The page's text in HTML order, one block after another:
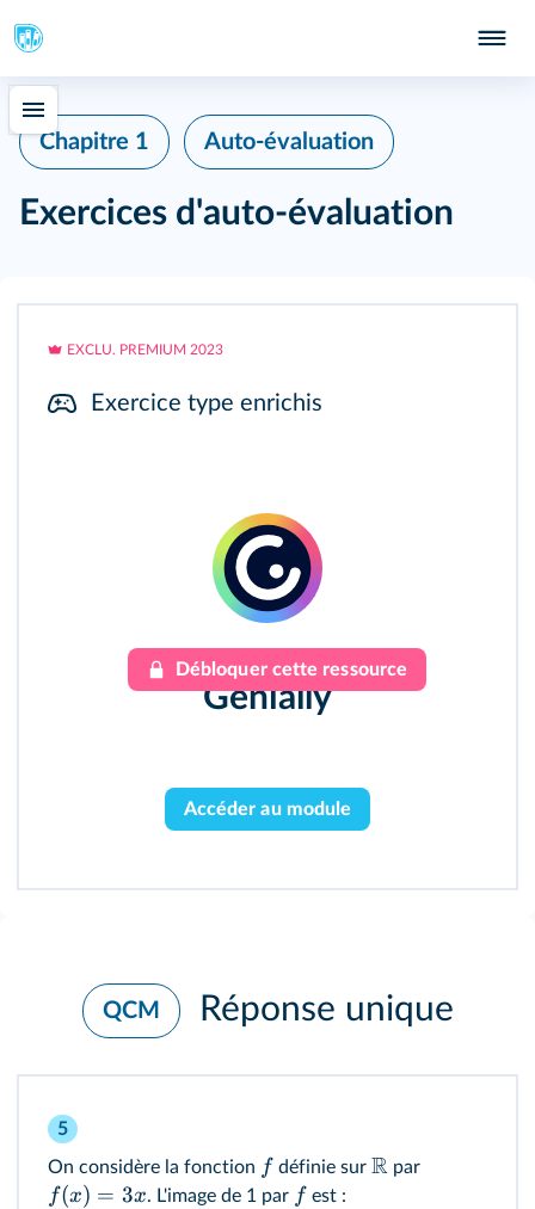
Chapitre 1 Auto‑évaluation
Exercices d'auto‑évaluation
EXCLU. PREMIUM 2023
Exercice type enrichis
Genially
Accéder au module
Débloquer cette ressource
QCM Réponse unique
5
On considère la fonction f définie sur R par
f(x) = 3x. L'image de 1 par f est :